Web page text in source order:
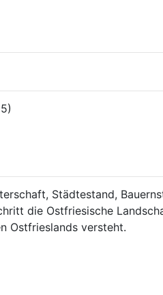
Städtestand,
die Ostfriesische
Ostfrieslands versteht.